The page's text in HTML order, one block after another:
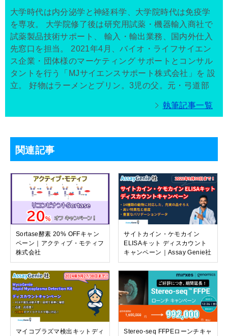
大学時代は内分泌学と神経科学、大学院時代は免疫学
を専攻。 大学院修了後は研究用試薬・機器輸入商社で
試薬製品技術サポート、 輸入・輸出業務、国内外仕入
先窓口を担当。 2021年4月、バイオ・ライフサイエン
ス企業・団体様のマーケティング サポートとコンサル
タントを行う「MJサイエンスサポート株式会社」を 設
立。 好物はラーメンとプリン。3児の父。元・弓道部
執筆記事一覧
関連記事
Sortase酵素 20% OFFキャン
ペーン｜アクティブ・モティフ
株式会社
サイトカイン・ケモカイン
ELISAキット ディスカウント
キャンペーン｜Assay Genie社
マイコプラズマ検出キットディ
Stereo-seq FFPEローンチキャ